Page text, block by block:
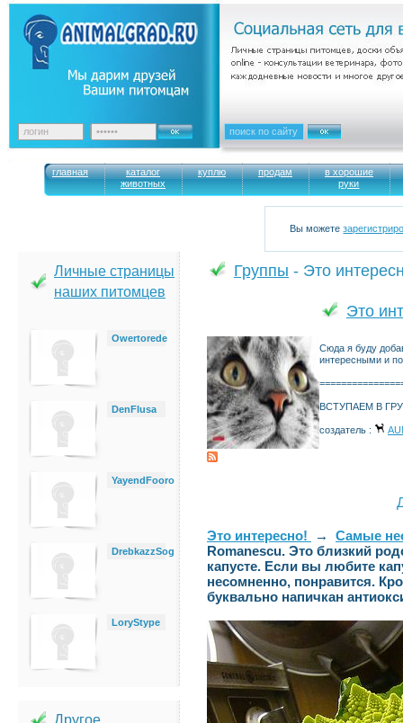
главная
каталог
животных
куплю продам
в хорошие
руки
Вы можете
Личные страницы
наших питомцев
Owertorede
DenFlusa
YayendFooro
DrebkazzSog
LoryStype
Другое
Группы - Это
Это
Сюда я буду
интересными и
ВСТУПАЕМ В
создатель :
Это интересно! → Самые
Romanescu. Это близкий
капусте. Если вы любите
несомненно, понравится.
буквально напичкан